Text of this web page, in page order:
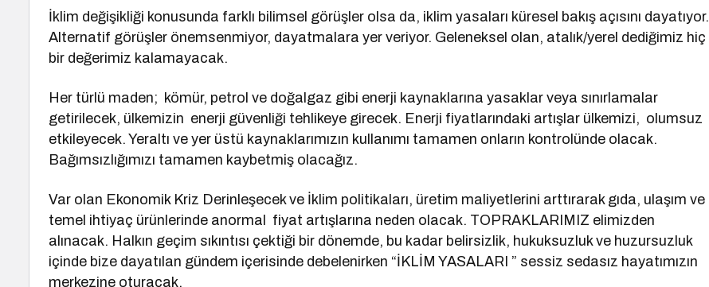
İklim değişikliği konusunda farklı bilimsel görüşler olsa da, iklim yasaları küresel bakış açısını dayatıyor.
Alternatif görüşler önemsenmiyor, dayatmalara yer veriyor. Geleneksel olan, atalık/yerel dediğimiz hiç
bir değerimiz kalamayacak.
Her türlü maden; kömür, petrol ve doğalgaz gibi enerji kaynaklarına yasaklar veya sınırlamalar
getirilecek, ülkemizin enerji güvenliği tehlikeye girecek. Enerji fiyatlarındaki artışlar ülkemizi, olumsuz
etkileyecek. Yeraltı ve yer üstü kaynaklarımızın kullanımı tamamen onların kontrolünde olacak.
Bağımsızlığımızı tamamen kaybetmiş olacağız.
Var olan Ekonomik Kriz Derinleşecek ve İklim politikaları, üretim maliyetlerini arttırarak gıda, ulaşım ve
temel ihtiyaç ürünlerinde anormal fiyat artışlarına neden olacak. TOPRAKLARIMIZ elimizden
alınacak. Halkın geçim sıkıntısı çektiği bir dönemde, bu kadar belirsizlik, hukuksuzluk ve huzursuzluk
içinde bize dayatılan gündem içerisinde debelenirken “İKLİM YASALARI ” sessiz sedasız hayatımızın
merkezine oturacak.